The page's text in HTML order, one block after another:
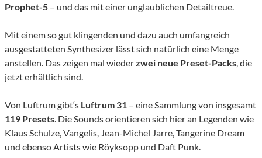
Prophet-5 – und das mit einer unglaublichen Detailtreue.
Mit einem so gut klingenden und dazu auch umfangreich
ausgestatteten Synthesizer lässt sich natürlich eine Menge
anstellen. Das zeigen mal wiederzwei neue Preset-Packs, die
jetzt erhältlich sind.
Von Luftrum gibt‘s Luftrum 31 – eine Sammlung von insgesamt
119 Presets. Die Sounds orientieren sich hier an Legenden wie
Klaus Schulze, Vangelis, Jean-Michel Jarre, Tangerine Dream
und ebenso Artists wie Röyksopp und Daft Punk.